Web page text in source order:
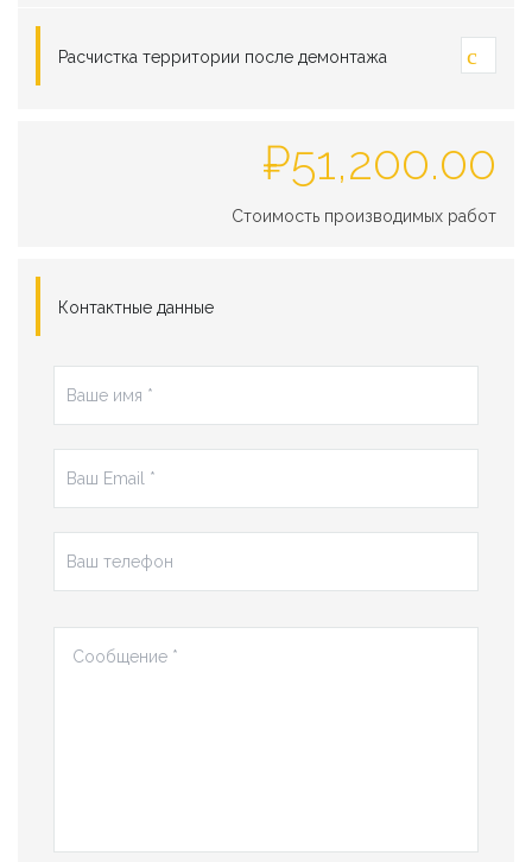
Расчистка территории после демонтажа
₽51,200.00
Стоимость производимых работ
Контактные данные